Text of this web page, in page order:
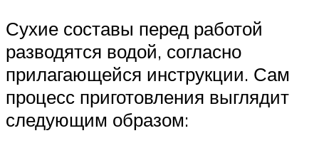
Сухие составы перед работой
разводятся водой, согласно
прилагающейся инструкции. Сам
процесс приготовления выглядит
следующим образом: